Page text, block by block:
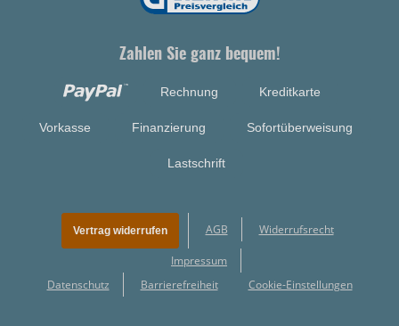
Zahlen Sie ganz bequem!
Rechnung Kreditkarte
Vorkasse Finanzierung Sofortüberweisung
Lastschrift
Vertrag widerrufen AGB Widerrufsrecht
Impressum
Datenschutz
Barrierefreiheit Cookie-Einstellungen